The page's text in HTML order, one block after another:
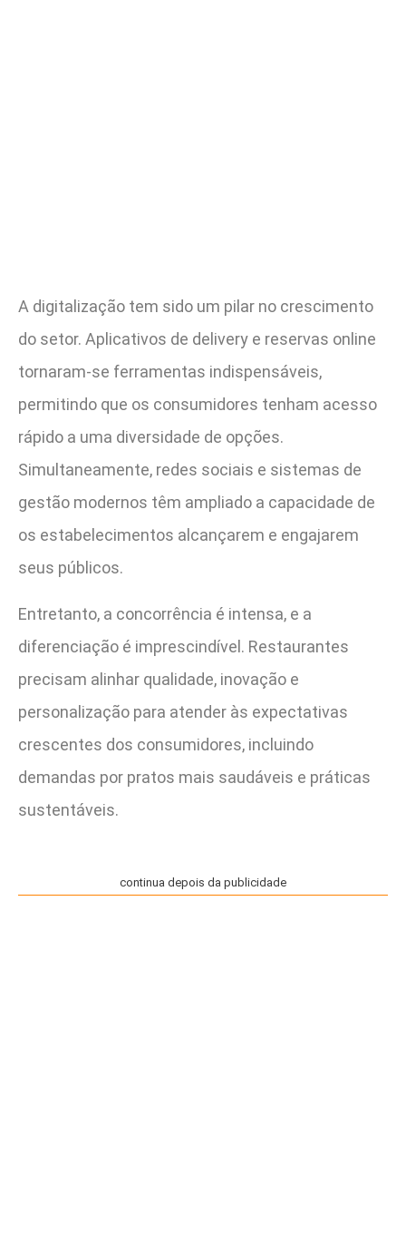
A digitalização tem sido um pilar no crescimento
do setor. Aplicativos de delivery e reservas online
tornaram-se ferramentas indispensáveis,
permitindo que os consumidores tenham acesso
rápido a uma diversidade de opções.
Simultaneamente, redes sociais e sistemas de
gestão modernos têm ampliado a capacidade de
os estabelecimentos alcançarem e engajarem
seus públicos.
Entretanto, a concorrência é intensa, e a
diferenciação é imprescindível. Restaurantes
precisam alinhar qualidade, inovação e
personalização para atender às expectativas
crescentes dos consumidores, incluindo
demandas por pratos mais saudáveis e práticas
sustentáveis.
continua depois da publicidade